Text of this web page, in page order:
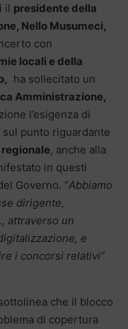
il presidente della
Nello Musumeci,
con
locali e della
ha sollecitato un
Amministrazione,
l’esigenza di
sul punto riguardante
, anche alla
in questi
Governo. “Abbiamo
dirigente,
attraverso un
e
i concorsi relativi”
che il blocco
di copertura